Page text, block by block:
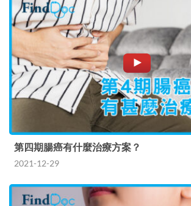
第四期腸癌有什麼治療方案？
2021-12-29